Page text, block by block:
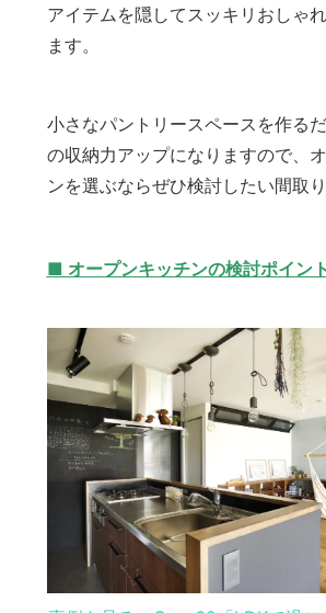
アイテムを隠してスッキリおしゃ
ます。
小さなパントリースペースを作る
の収納力アップになりますので、
ンを選ぶならぜひ検討したい間取り
■ オープンキッチンの検討ポイント